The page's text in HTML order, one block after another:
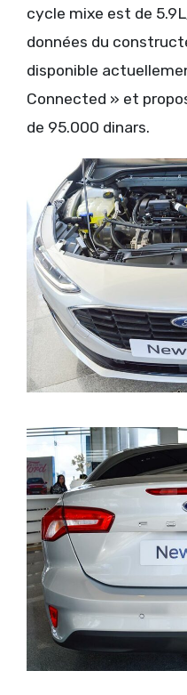
cycle mixe est de
données du
disponible
Connected » et
de 95.000 dinars.